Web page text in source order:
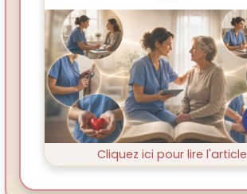
Cliquez ici pour lire l'article